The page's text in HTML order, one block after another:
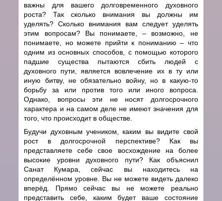
важны для вашего долговременного духовного
роста? Так сколько внимания вы должны им
уделять? Сколько внимания вам следует уделять
этим вопросам? Вы понимаете, – возможно, не
понимаете, но можете прийти к пониманию – что
одним из основных способов, с помощью которого
падшие существа пытаются сбить людей с
духовного пути, является вовлечение их в ту или
иную битву, не обязательно войну, но в какую-то
борьбу за или против того или иного вопроса.
Однако, вопросы эти не носят долгосрочного
характера и на самом деле не имеют значения для
того, что происходит в обществе.
Будучи духовным учеником, каким вы видите свой
рост в долгосрочной перспективе? Как вы
представляете себе свое восхождение на более
высокие уровни духовного пути? Как объяснил
Санат Кумара, сейчас вы находитесь на
определённом уровне. Вы не можете видеть далеко
вперёд. Прямо сейчас вы не можете реально
представить себе, каким будет ваше состояние